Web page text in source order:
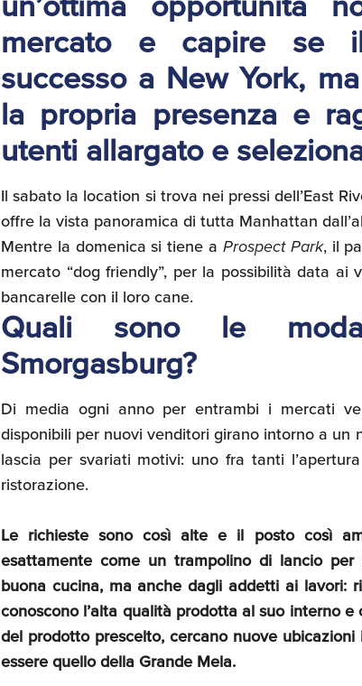
mercato e capire se
successo a New York,
la propria presenza e
utenti allargato e
Il sabato la location si trova nei pressi dell’East
offre la vista panoramica di tutta Manhattan
Mentre la domenica si tiene a Prospect Park, il
mercato “dog friendly”, per la possibilità data
bancarelle con il loro cane.
Quali sono le
Smorgasburg?
Di media ogni anno per entrambi i mercati
disponibili per nuovi venditori girano intorno a un
lascia per svariati motivi: uno fra tanti
ristorazione.
Le richieste sono così alte e il posto così
esattamente come un trampolino di lancio
buona cucina, ma anche dagli addetti ai lavori:
conoscono l’alta qualità prodotta al suo interno
del prodotto prescelto, cercano nuove
essere quello della Grande Mela.